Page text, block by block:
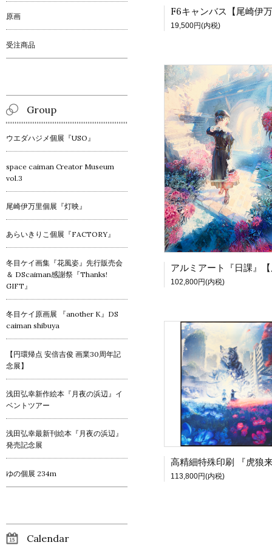
19,500円(内税)
102,800円(内税)
113,800円(内税)
原画
受注商品
Group
ウエダハジメ個展『USO』
space caiman Creator Museum
vol.3
尾崎伊万里個展『灯映』
あらいきりこ個展『FACTORY』
冬目ケイ画集『花風姿』先行販売会
＆ DScaiman感謝祭『Thanks!
GIFT』
冬目ケイ原画展 『another K』DS
caiman shibuya
【円環帰点 安倍吉俊 画業30周年記
念展】
浅田弘幸新作絵本『月夜の浜辺』イ
ベントツアー
浅田弘幸最新刊絵本『月夜の浜辺』
発売記念展
ゆの個展 234m
Calendar